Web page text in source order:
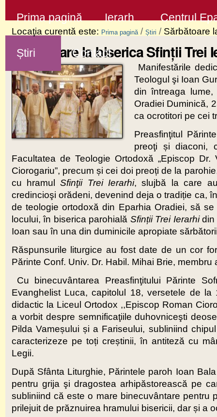
la
conţinut
Sari
la
navigare
Prima pagină Ierarh Centrul
Știri Contact
Locaţia curentă este: Prima pagină / Știri / Sărbătoare
Sărbătoare la biserica Sfinții Trei
Manifestările
Teologul şi Ioan
din întreaga
Oradiei Duminică,
ca ocrotitori pe cei
Preasfinţitul
preoţi și diaconi,
Facultatea de Teologie Ortodoxă „Episcop
Ciorogariu”, precum și cei doi preoți de la
cu hramulSfinţii Trei Ierarhi, slujbă la care
credincioşi orădeni, devenind deja o tradiție ca,
de teologie ortodoxă din Eparhia Oradiei, să
locului, în biserica parohială Sfinții Trei Ierarhidin
Ioan sau în una din duminicile apropiate
Răspunsurile liturgice au fost date de un cor
Părinte Conf. Univ. Dr. Habil. Mihai Brie,
Cu binecuvântarea Preasfinţitului Părinte
Evanghelist Luca, capitolul 18, versetele de
didactic la Liceul Ortodox ,,Episcop Roman
a vorbit despre semnificaţiile duhovniceşti
Pilda Vameșului și a Fariseului, subliniind
caracterizeze pe toți creștinii, în antiteză cu
Legii.
După Sfânta Liturghie, Părintele paroh Ioan
pentru grija şi dragostea arhipăstorească pe
subliniind că este o mare binecuvântare pentru
prilejuit de prăznuirea hramului bisericii, dar și a